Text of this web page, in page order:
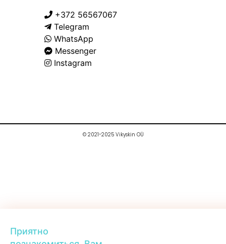
Приятно
+372 56567067
Telegram
WhatsApp
Messenger
Instagram
© 2021-2025 Vikyskin OÜ